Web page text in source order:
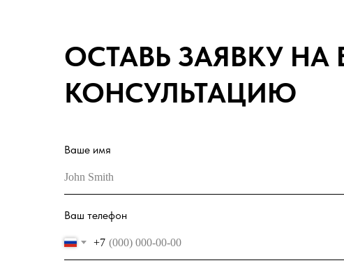
ОСТАВЬ ЗАЯВКУ
КОНСУЛЬТАЦИЮ
Ваше имя
Ваш телефон
+7